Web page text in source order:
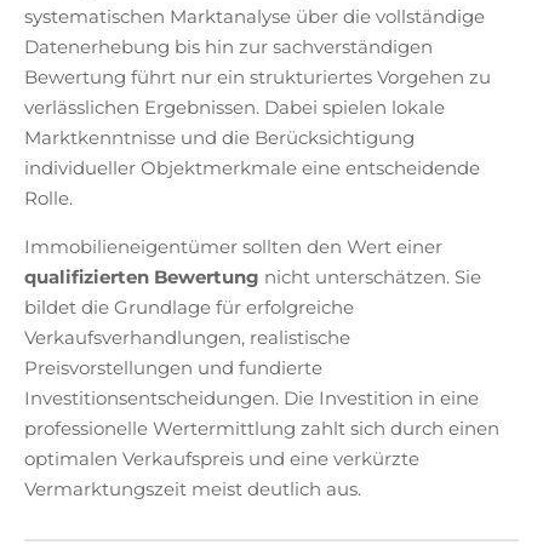
systematischen Marktanalyse über die vollständige
Datenerhebung bis hin zur sachverständigen
Bewertung führt nur ein strukturiertes Vorgehen zu
verlässlichen Ergebnissen. Dabei spielen lokale
Marktkenntnisse und die Berücksichtigung
individueller Objektmerkmale eine entscheidende
Rolle.
Immobilieneigentümer sollten den Wert einer
qualifizierten Bewertung nicht unterschätzen. Sie
bildet die Grundlage für erfolgreiche
Verkaufsverhandlungen, realistische
Preisvorstellungen und fundierte
Investitionsentscheidungen. Die Investition in eine
professionelle Wertermittlung zahlt sich durch einen
optimalen Verkaufspreis und eine verkürzte
Vermarktungszeit meist deutlich aus.